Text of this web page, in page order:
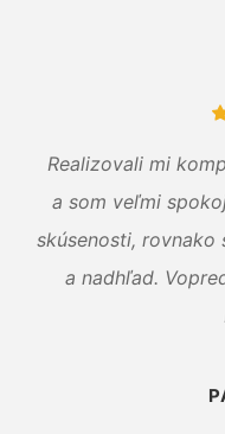
Realizovali mi
a som veľmi
skúsenosti,
a nadhľad.